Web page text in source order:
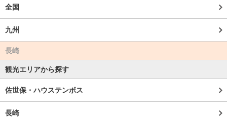
全国
九州
長崎
観光エリアから探す
佐世保・ハウステンボス
長崎